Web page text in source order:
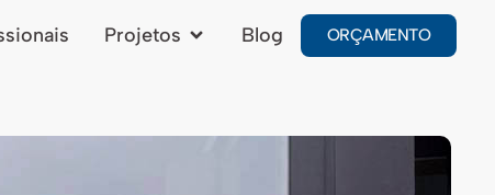
Projetos Blog ORÇAMENTO